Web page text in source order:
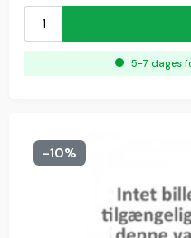
5-7 dages
-10%